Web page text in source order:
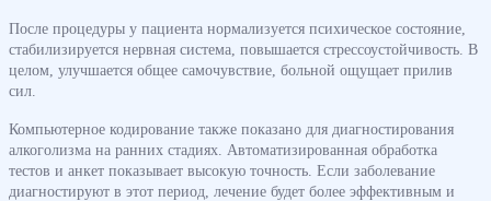
После процедуры у пациента нормализуется психическое состояние,
стабилизируется нервная система, повышается стрессоустойчивость. В
целом, улучшается общее самочувствие, больной ощущает прилив
сил.
Компьютерное кодирование также показано для диагностирования
алкоголизма на ранних стадиях. Автоматизированная обработка
тестов и анкет показывает высокую точность. Если заболевание
диагностируют в этот период, лечение будет более эффективным и